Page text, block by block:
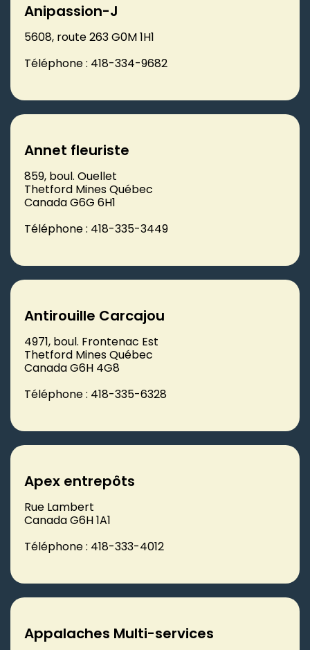
Anipassion-J
5608, route 263 G0M 1H1
Téléphone : 418-334-9682
Annet fleuriste
859, boul. Ouellet
Thetford Mines Québec
Canada G6G 6H1
Téléphone : 418-335-3449
Antirouille Carcajou
4971, boul. Frontenac Est
Thetford Mines Québec
Canada G6H 4G8
Téléphone : 418-335-6328
Apex entrepôts
Rue Lambert
Canada G6H 1A1
Téléphone : 418-333-4012
Appalaches Multi-services